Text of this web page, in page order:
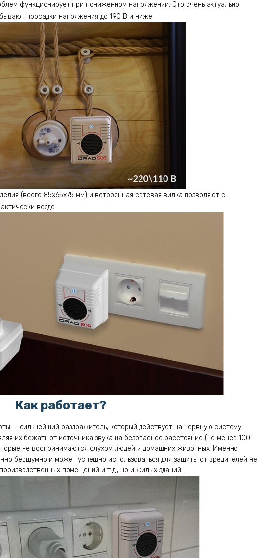
функционирует при пониженном напряжении. Это очень актуально
просадки напряжения до 190 В и ниже.
(всего 85х65х75 мм) и встроенная сетевая вилка позволяют с
везде.
Как работает?
— сильнейший раздражитель, который действует на нервную систему
их бежать от источника звука на безопасное расстояние (не менее 100
не воспринимаются слухом людей и домашних животных. Именно
бесшумно и может успешно использоваться для защиты от вредителей не
помещений и т.д., но и жилых зданий.